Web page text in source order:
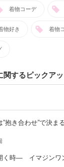
着物コーデ
物好き 着物
関するピックア
”抱き合わせ”で決ま
く時― イマジンワ